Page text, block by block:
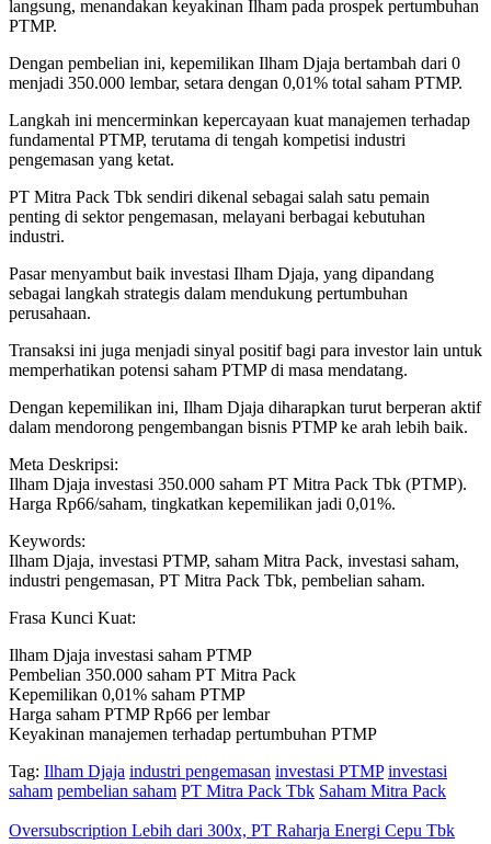
langsung, menandakan keyakinan Ilham pada prospek pertumbuhan
PTMP.
Dengan pembelian ini, kepemilikan Ilham Djaja bertambah dari 0
menjadi 350.000 lembar, setara dengan 0,01% total saham PTMP.
Langkah ini mencerminkan kepercayaan kuat manajemen terhadap
fundamental PTMP, terutama di tengah kompetisi industri
pengemasan yang ketat.
PT Mitra Pack Tbk sendiri dikenal sebagai salah satu pemain
penting di sektor pengemasan, melayani berbagai kebutuhan
industri.
Pasar menyambut baik investasi Ilham Djaja, yang dipandang
sebagai langkah strategis dalam mendukung pertumbuhan
perusahaan.
Transaksi ini juga menjadi sinyal positif bagi para investor lain untuk
memperhatikan potensi saham PTMP di masa mendatang.
Dengan kepemilikan ini, Ilham Djaja diharapkan turut berperan aktif
dalam mendorong pengembangan bisnis PTMP ke arah lebih baik.
Meta Deskripsi:
Ilham Djaja investasi 350.000 saham PT Mitra Pack Tbk (PTMP).
Harga Rp66/saham, tingkatkan kepemilikan jadi 0,01%.
Keywords:
Ilham Djaja, investasi PTMP, saham Mitra Pack, investasi saham,
industri pengemasan, PT Mitra Pack Tbk, pembelian saham.
Frasa Kunci Kuat:
Ilham Djaja investasi saham PTMP
Pembelian 350.000 saham PT Mitra Pack
Kepemilikan 0,01% saham PTMP
Harga saham PTMP Rp66 per lembar
Keyakinan manajemen terhadap pertumbuhan PTMP
Tag: Ilham Djaja industri pengemasan investasi PTMP investasi
saham pembelian saham PT Mitra Pack Tbk Saham Mitra Pack
Oversubscription Lebih dari 300x, PT Raharja Energi Cepu Tbk